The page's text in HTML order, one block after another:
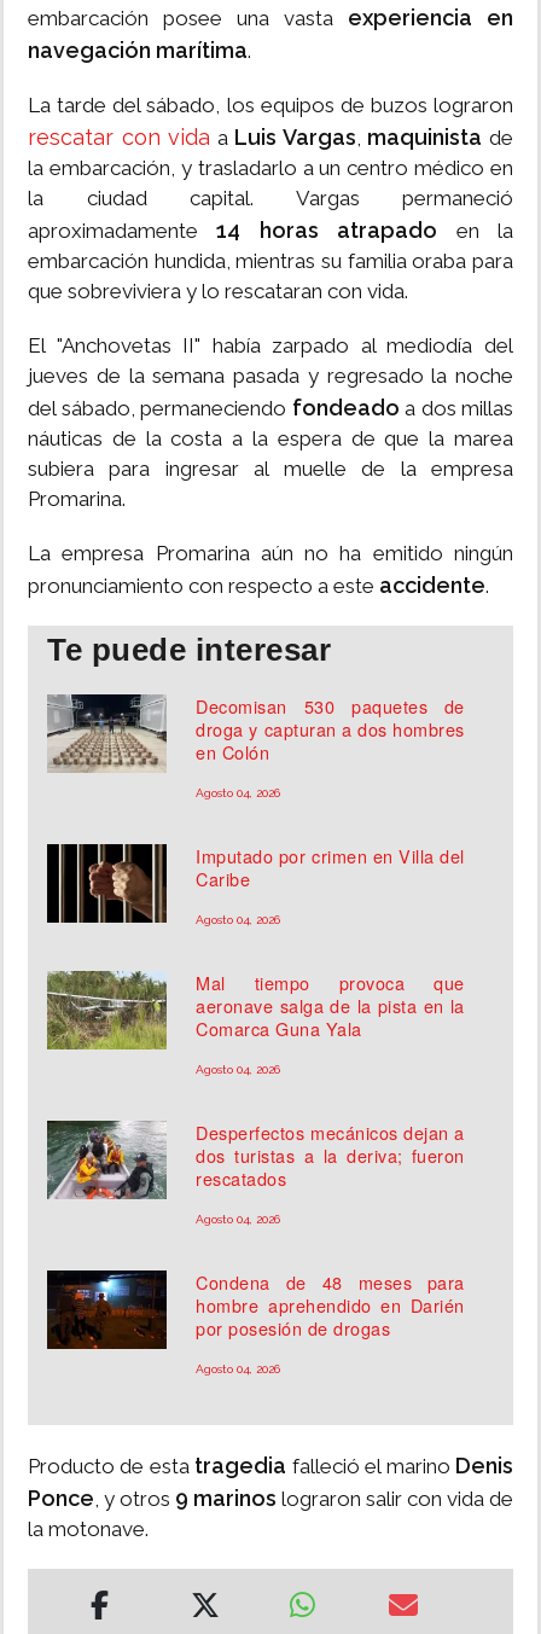
embarcación posee una vasta experiencia en
navegación marítima.
La tarde del sábado, los equipos de buzos lograron
rescatar con vida a Luis Vargas, maquinista de
la embarcación, y trasladarlo a un centro médico en
la ciudad capital. Vargas permaneció
aproximadamente14 horas atrapado en la
embarcación hundida, mientras su familia oraba para
que sobreviviera y lo rescataran con vida.
El "Anchovetas II" había zarpado al mediodía del
jueves de la semana pasada y regresado la noche
del sábado, permaneciendo fondeado a dos millas
náuticas de la costa a la espera de que la marea
subiera para ingresar al muelle de la empresa
Promarina.
La empresa Promarina aún no ha emitido ningún
pronunciamiento con respecto a este accidente.
Te puede interesar
Decomisan 530 paquetes de
droga y capturan a dos hombres
en Colón
Agosto 04, 2026
Imputado por crimen en Villa del
Caribe
Agosto 04, 2026
Mal tiempo provoca que
aeronave salga de la pista en la
Comarca Guna Yala
Agosto 04, 2026
Desperfectos mecánicos dejan a
dos turistas a la deriva; fueron
rescatados
Agosto 04, 2026
Condena de 48 meses para
hombre aprehendido en Darién
por posesión de drogas
Agosto 04, 2026
Producto de esta tragedia falleció el marino Denis
Ponce, y otros 9 marinos lograron salir con vida de
la motonave.